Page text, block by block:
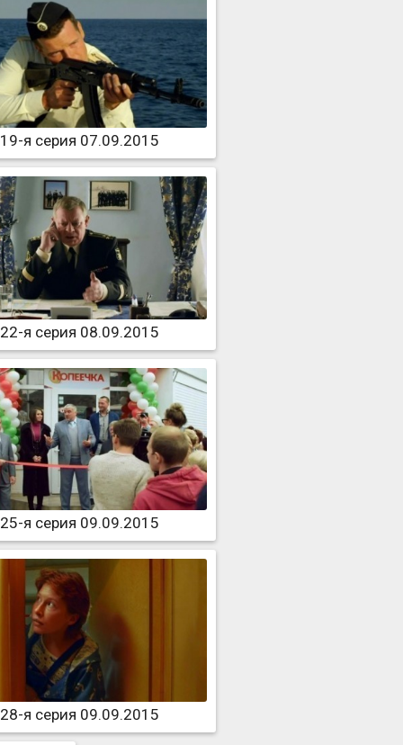
19-я серия 07.09.2015
22-я серия 08.09.2015
25-я серия 09.09.2015
28-я серия 09.09.2015